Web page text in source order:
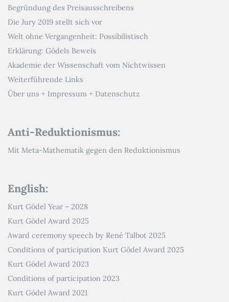
Begründung des Preisausschreibens
Die Jury 2019 stellt sich vor
Welt ohne Vergangenheit: Possibilistisch
Erklärung: Gödels Beweis
Akademie der Wissenschaft vom Nichtwissen
Weiterführende Links
Über uns + Impressum + Datenschutz
Anti-Reduktionismus:
Mit Meta-Mathematik gegen den Reduktionismus
English:
Kurt Gödel Year – 2028
Kurt Gödel Award 2025
Award ceremony speech by René Talbot 2025
Conditions of participation Kurt Gödel Award 2025
Kurt Gödel Award 2023
Conditions of participation 2023
Kurt Gödel Award 2021